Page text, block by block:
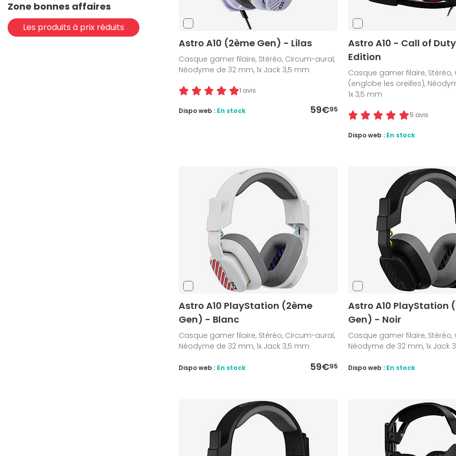
Zone bonnes affaires
Les produits à prix réduits
Astro A10 (2ème Gen) - Lilas
Casque gamer filaire, Stéréo, Circum-aural,
Néodyme de 32 mm, 1x Jack 3,5 mm
1 avis
59€95
Dispo web : En stock
Astro A10 - Call of
Edition
Casque gamer filaire,
(englobe les oreilles),
1x 3,5 mm
5 avis
Dispo web : En stock
Astro A10 PlayStation (2ème
Gen) - Blanc
Casque gamer filaire, Stéréo, Circum-aural,
Néodyme de 32 mm, 1x Jack 3,5 mm
59€95
Dispo web : En stock
Astro A10 PlayStation
Gen) - Noir
Casque gamer filaire,
Néodyme de 32 mm, 1x Jack
Dispo web : En stock